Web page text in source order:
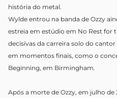
história do metal.
Wylde entrou na banda de Ozzy
estreia em estúdio em No Rest for
decisivas da carreira solo do
em momentos finais, como o
Beginning, em Birmingham.
Após a morte de Ozzy, em julho de